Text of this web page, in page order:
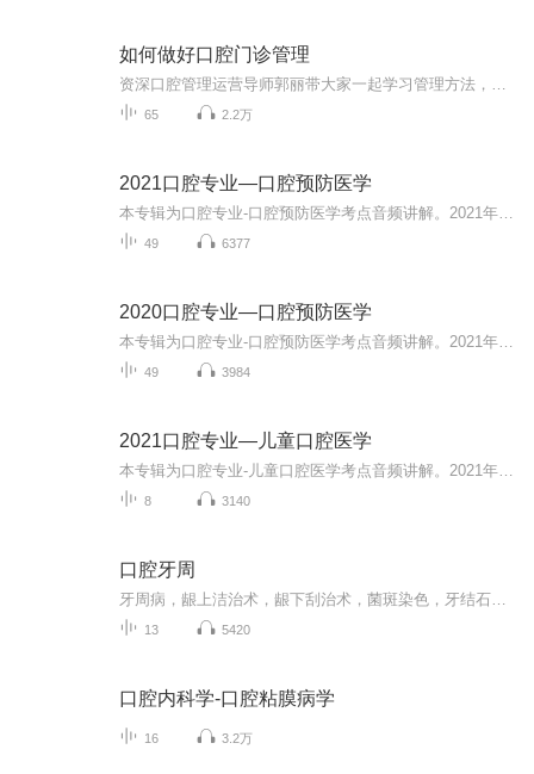
如何做好口腔门诊管理
65 2.2万
2021口腔专业—口腔预防医学
49 6377
2020口腔专业—口腔预防医学
49 3984
2021口腔专业—儿童口腔医学
8 3140
口腔牙周
13 5420
口腔内科学-口腔粘膜病学
16 3.2万